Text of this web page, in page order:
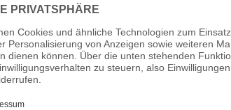
erhitzen oder ins Feuer werfen